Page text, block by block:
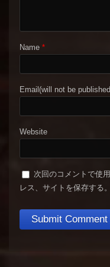
Name *
Email(will not be
Website
次回のコメントで使
レス、サイトを保存する。